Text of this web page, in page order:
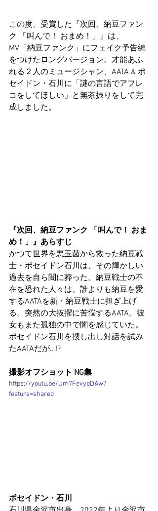
この度、受賞した『次回、納豆ファン
ク 「叫んで！ おまめ！」』は、
MV「納豆ファンク」にフェイク予告編
をつけたロングバージョン。才能あふ
れる２人のミュージシャン、AATA & ポ
セイドン・石川に「謎の言語でアフレ
コをしてほしい」と無茶振りをして完
成しました。
『次回、納豆ファンク 「叫んで！ おま
め！」』あらすじ
かつて世界を悪玉菌から救った納豆戦
士・ポセイドン石川は、その輝かしい
過去を自ら闇に葬った。納豆戦士の不
在を恐れた人々は、誰よりも納豆を愛
するAATAを新・納豆戦士に担ぎ上げ
る。突然の大抜擢に苦悩するAATA。彼
女もまた孤独の中で闇を感じていた。
ポセイドン石川を捜し出し対話を試み
たAATAだが…!?
撮影オフショット NG集
https://youtu.be/Um7FevyoDAw?
feature=shared
ポセイドン・石川